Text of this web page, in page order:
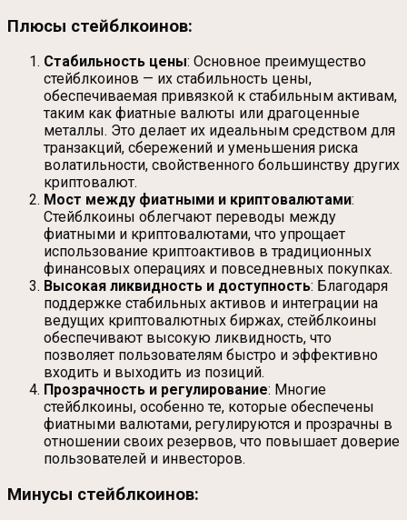
Плюсы стейблкоинов:
Стабильность цены: Основное преимущество
стейблкоинов — их стабильность цены,
обеспечиваемая привязкой к стабильным активам,
таким как фиатные валюты или драгоценные
металлы. Это делает их идеальным средством для
транзакций, сбережений и уменьшения риска
волатильности, свойственного большинству других
криптовалют.
Мост между фиатными и криптовалютами:
Стейблкоины облегчают переводы между
фиатными и криптовалютами, что упрощает
использование криптоактивов в традиционных
финансовых операциях и повседневных покупках.
Высокая ликвидность и доступность: Благодаря
поддержке стабильных активов и интеграции на
ведущих криптовалютных биржах, стейблкоины
обеспечивают высокую ликвидность, что
позволяет пользователям быстро и эффективно
входить и выходить из позиций.
Прозрачность и регулирование: Многие
стейблкоины, особенно те, которые обеспечены
фиатными валютами, регулируются и прозрачны в
отношении своих резервов, что повышает доверие
пользователей и инвесторов.
Минусы стейблкоинов: